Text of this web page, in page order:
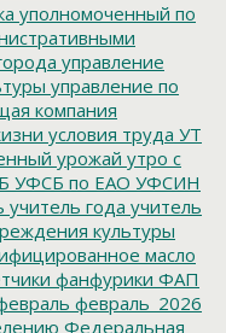
уполномоченный по
управление
управление по
компания
условия труда УТ
урожай утро с
УФСБ по ЕАО УФСИН
учитель года учитель
культуры
масло
фанфурики ФАП
февраль_2026
Федеральная